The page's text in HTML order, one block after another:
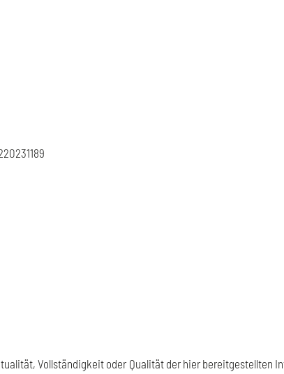
Vollständigkeit oder Qualität der hier bereitgestellten